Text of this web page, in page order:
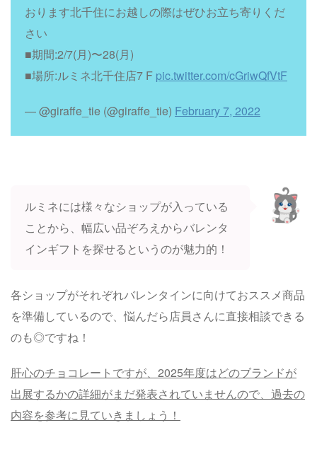
おります北千住にお越しの際はぜひお立ち寄りくだ
さい
■期間:2/7(月)〜28(月)
■場所:ルミネ北千住店7 F pic.twitter.com/cGriwQfVtF
— @giraffe_tie (@giraffe_tie) February 7, 2022
ルミネには様々なショップが入っている
ことから、幅広い品ぞろえからバレンタ
インギフトを探せるというのが魅力的！
各ショップがそれぞれバレンタインに向けておススメ商品
を準備しているので、悩んだら店員さんに直接相談できる
のも◎ですね！
肝心のチョコレートですが、2025年度はどのブランドが
出展するかの詳細がまだ発表されていませんので、過去の
内容を参考に見ていきましょう！